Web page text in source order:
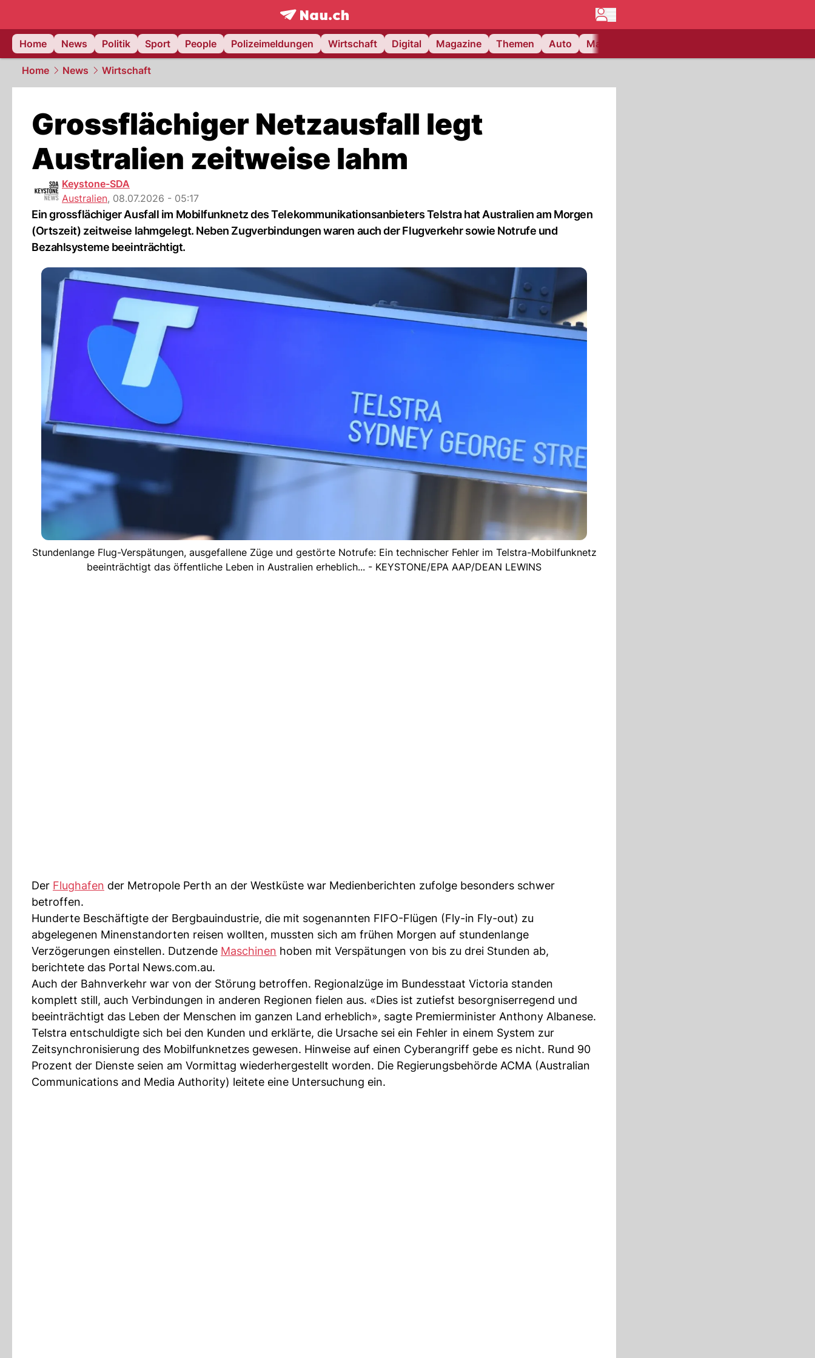
frontpage.NAU.ch
Home
News Politik Sport People Polizeimeldungen Wirtschaft Digital Magazine Themen Auto Matchcenter
Home News Wirtschaft
Grossflächiger Netzausfall legt
Australien zeitweise lahm
Keystone-SDA
Australien, 08.07.2026 - 05:17
Ein grossflächiger Ausfall im Mobilfunknetz des Telekommunikationsanbieters Telstra hat Australien am Morgen
(Ortszeit) zeitweise lahmgelegt. Neben Zugverbindungen waren auch der Flugverkehr sowie Notrufe und
Bezahlsysteme beeinträchtigt.
Stundenlange Flug-Verspätungen, ausgefallene Züge und gestörte Notrufe: Ein technischer Fehler im Telstra-Mobilfunknetz
beeinträchtigt das öffentliche Leben in Australien erheblich... - KEYSTONE/EPA AAP/DEAN LEWINS
Der Flughafen der Metropole Perth an der Westküste war Medienberichten zufolge besonders schwer
betroffen.
Hunderte Beschäftigte der Bergbauindustrie, die mit sogenannten FIFO-Flügen (Fly-in Fly-out) zu
abgelegenen Minenstandorten reisen wollten, mussten sich am frühen Morgen auf stundenlange
Verzögerungen einstellen. Dutzende Maschinen hoben mit Verspätungen von bis zu drei Stunden ab,
berichtete das Portal News.com.au.
Auch der Bahnverkehr war von der Störung betroffen. Regionalzüge im Bundesstaat Victoria standen
komplett still, auch Verbindungen in anderen Regionen fielen aus. «Dies ist zutiefst besorgniserregend und
beeinträchtigt das Leben der Menschen im ganzen Land erheblich», sagte Premierminister Anthony Albanese.
Telstra entschuldigte sich bei den Kunden und erklärte, die Ursache sei ein Fehler in einem System zur
Zeitsynchronisierung des Mobilfunknetzes gewesen. Hinweise auf einen Cyberangriff gebe es nicht. Rund 90
Prozent der Dienste seien am Vormittag wiederhergestellt worden. Die Regierungsbehörde ACMA (Australian
Communications and Media Authority) leitete eine Untersuchung ein.